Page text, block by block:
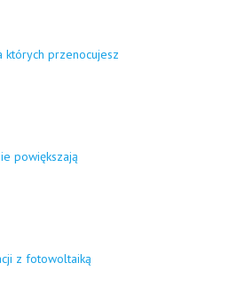
których przenocujesz
powiększają
z fotowoltaiką